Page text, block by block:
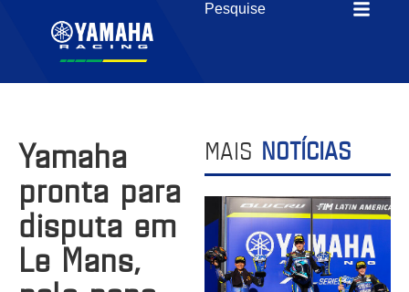
Yamaha
pronta para
disputa em
Le Mans,
MAIS NOTÍCIAS